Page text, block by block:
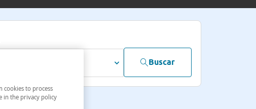
Buscar
cookies to process
in the privacy policy